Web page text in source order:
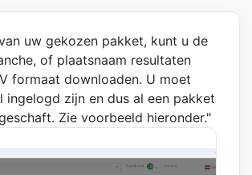
uw gekozen pakket, kunt u de
of plaatsnaam resultaten
formaat downloaden. U moet
ingelogd zijn en dus al een pakket
Zie voorbeeld hieronder."